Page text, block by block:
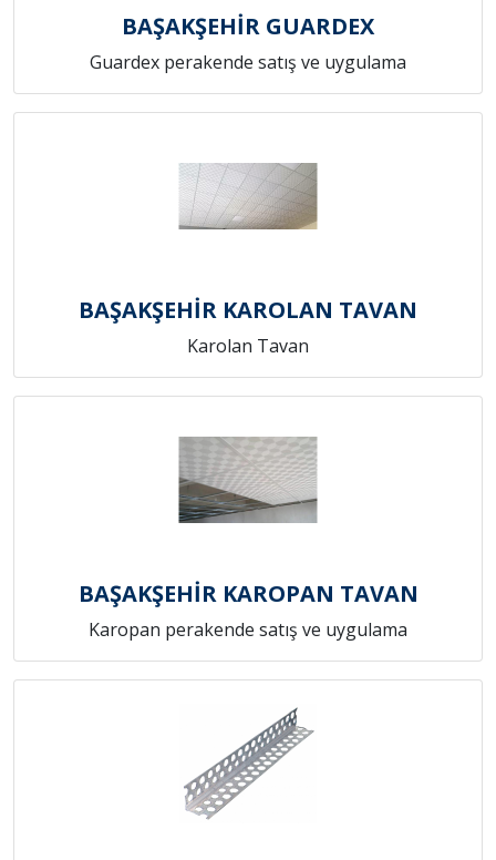
BAŞAKŞEHİR GUARDEX
Guardex perakende satış ve uygulama
BAŞAKŞEHİR KAROLAN TAVAN
Karolan Tavan
BAŞAKŞEHİR KAROPAN TAVAN
Karopan perakende satış ve uygulama